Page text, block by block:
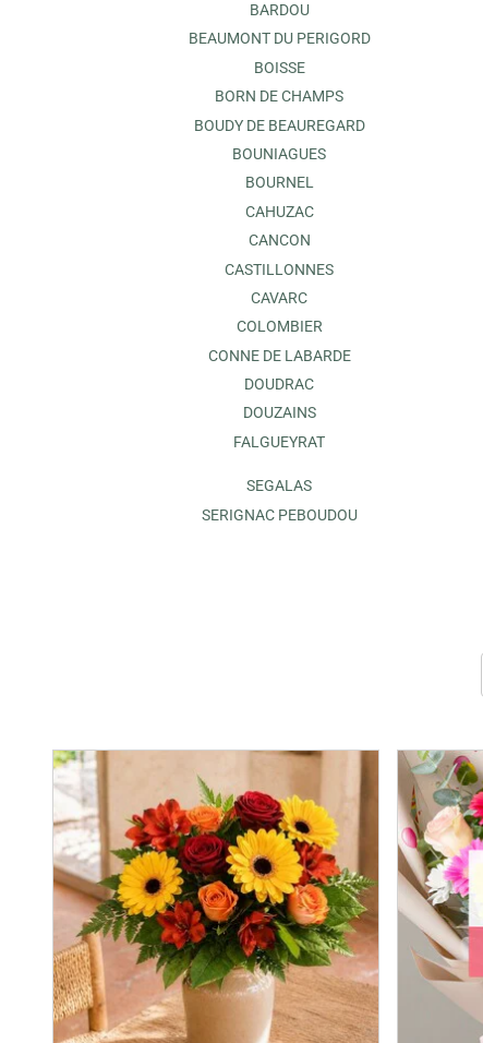
BARDOU
BEAUMONT DU PERIGORD
BOISSE
BORN DE CHAMPS
BOUDY DE BEAUREGARD
BOUNIAGUES
BOURNEL
CAHUZAC
CANCON
CASTILLONNES
CAVARC
COLOMBIER
CONNE DE LABARDE
DOUDRAC
DOUZAINS
FALGUEYRAT
SEGALAS
SERIGNAC PEBOUDOU